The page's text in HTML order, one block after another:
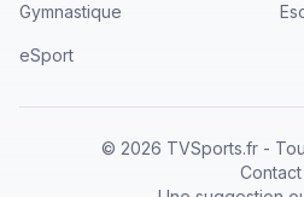
Gymnastique
eSport
© 2026 TVSports.fr -
Contact